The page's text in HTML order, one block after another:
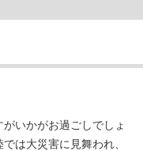
いかがお過ごしでしょ
は大災害に見舞われ、